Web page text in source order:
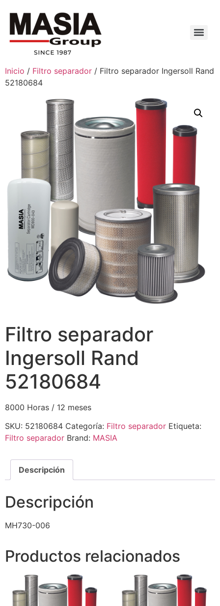
Inicio / Filtro separador / Filtro separador Ingersoll Rand
52180684
Filtro separador
Ingersoll Rand
52180684
8000 Horas / 12 meses
SKU: 52180684 Categoría: Filtro separador Etiqueta:
Filtro separador Brand: MASIA
Descripción
Descripción
MH730-006
Productos relacionados